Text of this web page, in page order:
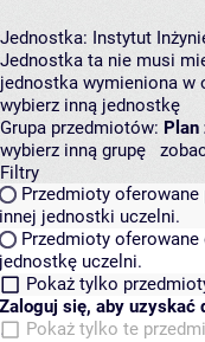
Jednostka: Instytut
Jednostka ta nie musi
jednostka wymieniona w
wybierz inną jednostkę
Grupa przedmiotów: Plan
wybierz inną grupę
Filtry
Przedmioty oferowane
innej jednostki uczelni.
Przedmioty
jednostkę uczelni.
Pokaż tylko
Zaloguj się, aby uzyskać
Pokaż tylko te